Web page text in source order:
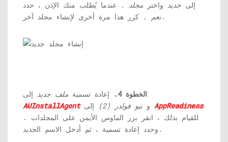
إلى جديد واختر مجلد . عندما يُطلب منك الإذن ، حدد
نعم. كرر هذا مرة أخرى لإنشاء مجلد آخر.
الخطوة 4. إعادة تسمية ملف جديد إلى
AUInstallAgent
و نيو فولدر (2) إلى
AppReadiness
. للقيام بذلك ، انقر بزر الماوس الأيمن على المجلدات
وحدد إعادة تسمية ، ثم أدخل الاسم الجديد.